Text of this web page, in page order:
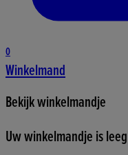
0
Winkelmand
Bekijk winkelmandje
Uw winkelmandje is leeg